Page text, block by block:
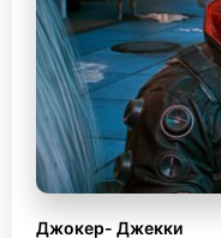
Джокер- Джекки